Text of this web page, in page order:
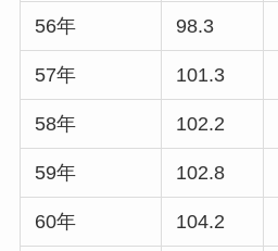
56年 98.3
57年 101.3
58年 102.2
59年 102.8
60年 104.2